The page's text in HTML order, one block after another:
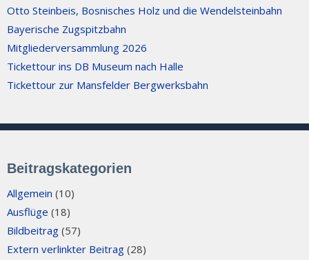
Otto Steinbeis, Bosnisches Holz und die Wendelsteinbahn
Bayerische Zugspitzbahn
Mitgliederversammlung 2026
Tickettour ins DB Museum nach Halle
Tickettour zur Mansfelder Bergwerksbahn
Beitragskategorien
Allgemein (10)
Ausflüge (18)
Bildbeitrag (57)
Extern verlinkter Beitrag (28)